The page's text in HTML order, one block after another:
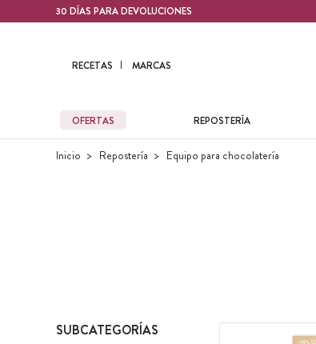
Contenido principal30 DÍAS PARA DEVOLUCIONES
RECETAS MARCAS
OFERTAS REPOSTERÍA
Inicio Repostería Equipo para chocolatería
SUBCATEGORÍAS